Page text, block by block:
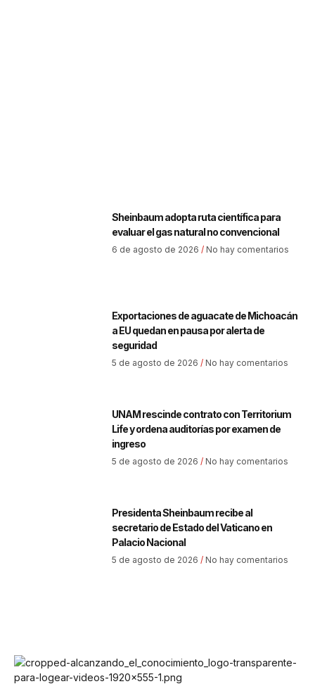
Sheinbaum adopta ruta científica para
evaluar el gas natural no convencional
6 de agosto de 2026 No hay comentarios
Exportaciones de aguacate de Michoacán
a EU quedan en pausa por alerta de
seguridad
5 de agosto de 2026 No hay comentarios
UNAM rescinde contrato con Territorium
Life y ordena auditorías por examen de
ingreso
5 de agosto de 2026 No hay comentarios
Presidenta Sheinbaum recibe al
secretario de Estado del Vaticano en
Palacio Nacional
5 de agosto de 2026 No hay comentarios